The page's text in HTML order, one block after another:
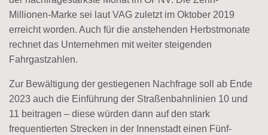
Millionen-Marke sei laut VAG zuletzt im Oktober 2019
erreicht worden. Auch für die anstehenden Herbstmonate
rechnet das Unternehmen mit weiter steigenden
Fahrgastzahlen.
Zur Bewältigung der gestiegenen Nachfrage soll ab Ende
2023 auch die Einführung der Straßenbahnlinien 10 und
11 beitragen – diese würden dann auf den stark
frequentierten Strecken in der Innenstadt einen Fünf-